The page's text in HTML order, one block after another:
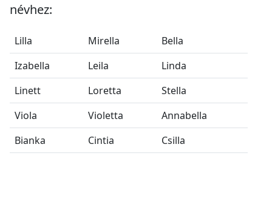
névhez:
Lilla Mirella
Bella
Izabella
Leila
Linda
Linett
Loretta
Stella
Viola
Violetta
Annabella
Bianka
Cintia Csilla